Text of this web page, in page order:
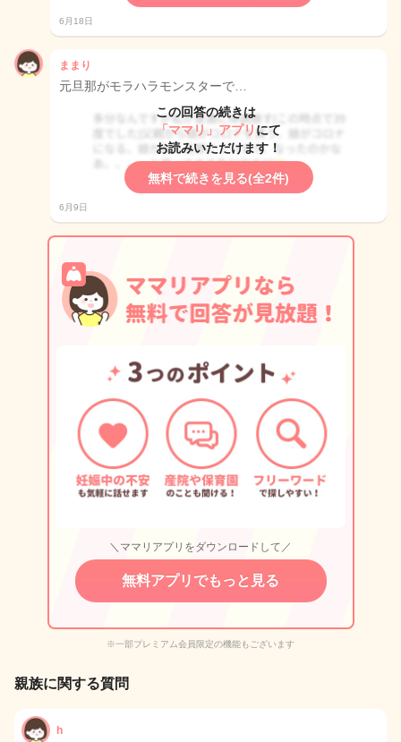
6月18日
ままり
元旦那がモラハラモンスターで…
この回答の続きは
「ママリ」アプリ にて
お読みいただけます！
無料で続きを見る(全2件)
6月9日
＼ママリアプリをダウンロードして／
無料アプリでもっと見る
※一部プレミアム会員限定の機能もございます
親族に関する質問
h